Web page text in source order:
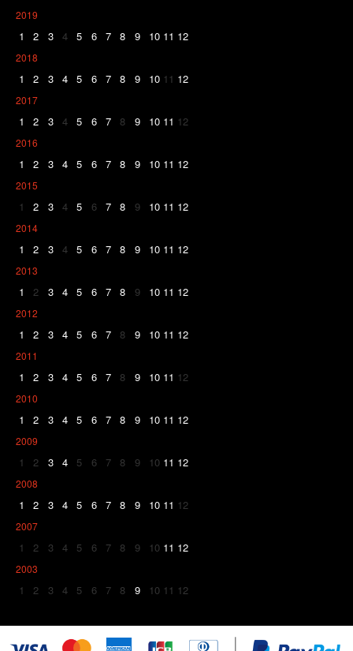
2019
1 2 3 4 5 6 7 8 9 10 11 12
2018
1 2 3 4 5 6 7 8 9 10 11 12
2017
1 2 3 4 5 6 7 8 9 10 11 12
2016
1 2 3 4 5 6 7 8 9 10 11 12
2015
1 2 3 4 5 6 7 8 9 10 11 12
2014
1 2 3 4 5 6 7 8 9 10 11 12
2013
1 2 3 4 5 6 7 8 9 10 11 12
2012
1 2 3 4 5 6 7 8 9 10 11 12
2011
1 2 3 4 5 6 7 8 9 10 11 12
2010
1 2 3 4 5 6 7 8 9 10 11 12
2009
1 2 3 4 5 6 7 8 9 10 11 12
2008
1 2 3 4 5 6 7 8 9 10 11 12
2007
1 2 3 4 5 6 7 8 9 10 11 12
2003
1 2 3 4 5 6 7 8 9 10 11 12